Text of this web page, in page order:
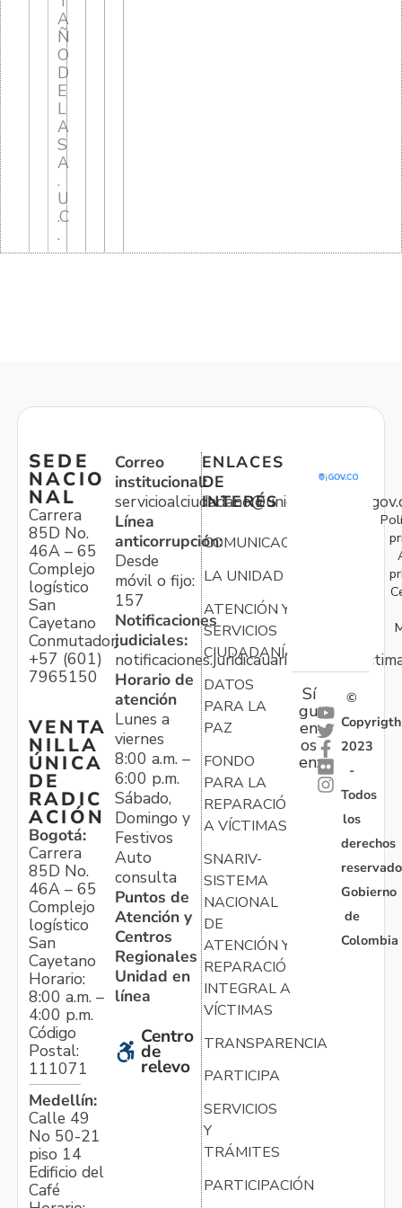
A
Ñ
O
D
E
L
A
S
A
.
U
.C
.
SEDE
NACIO
NAL
Carrera
85D No.
46A – 65
Complejo
logístico
San
Cayetano
Conmutador:
+57 (601)
7965150
VENTA
NILLA
ÚNICA
DE
RADIC
ACIÓN
Bogotá:
Carrera
85D No.
46A – 65
Complejo
logístico
San
Cayetano
Horario:
8:00 a.m. –
4:00 p.m.
Código
Postal:
111071
Medellín:
Calle 49
No 50-21
piso 14
Edificio del
Café
Correo
institucional:
Línea
anticorrupción:
Desde
móvil o fijo:
157
Notificaciones
judiciales:
Horario de
atención
Lunes a
viernes
8:00 a.m. –
6:00 p.m.
Sábado,
Domingo y
Festivos
Auto
consulta
Puntos de
Atención y
Centros
Regionales
Unidad en
línea
Centro
de
relevo
ENLACES
DE
INTERÉS
COMUNICACIONES
LA UNIDAD
ATENCIÓN Y
SERVICIOS
CIUDADANÍA
DATOS
PARA LA
PAZ
FONDO
PARA LA
REPARACIÓN
A VÍCTIMAS
SNARIV-
SISTEMA
NACIONAL
DE
ATENCIÓN Y
REPARACIÓN
INTEGRAL A
VÍCTIMAS
TRANSPARENCIA
PARTICIPA
SERVICIOS
Y
TRÁMITES
PARTICIPACIÓN
Sí
gu
en
os
en:
©
Copyrigth
2023
-
Todos
los
derechos
Gobierno
de
Colombia